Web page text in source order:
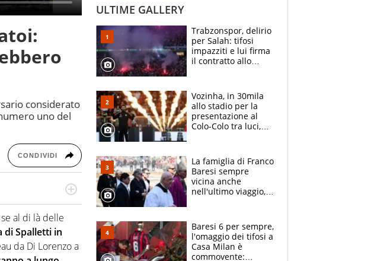
considerato
uno del
CONDIVIDI
di esperti, lui ne
mondo delle
al di là delle
di Spalletti in
da Di Lorenzo a
ULTIME GALLERY
Trabzonspor, delirio
per Salah: tifosi
impazziti e lui firma
il contratto allo
Vozinha, in 30mila
allo stadio per la
presentazione al
Colo-Colo tra luci,
La famiglia di Franco
Baresi sempre
vicina anche
nell'ultimo viaggio,
circondati
dall'affetto dei tifosi
Baresi 6 per sempre,
l'omaggio dei tifosi a
Casa Milan è
commovente: